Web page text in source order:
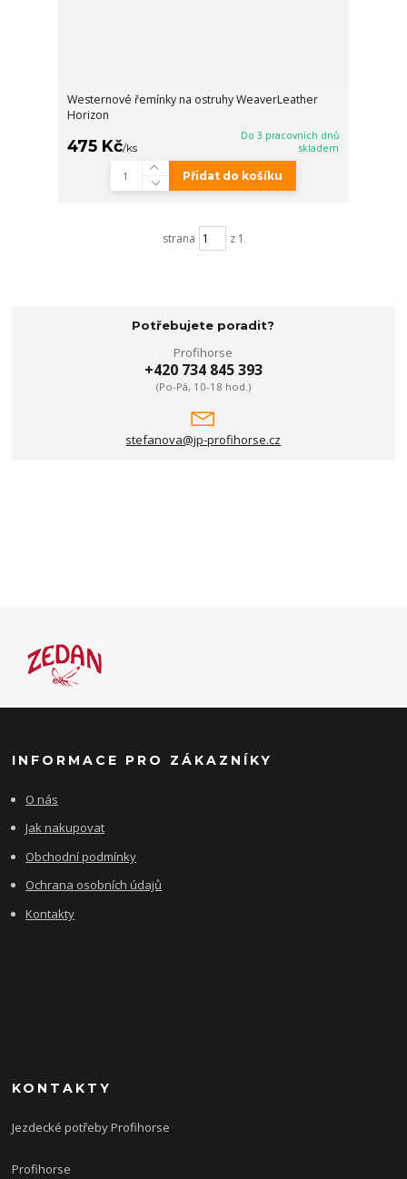
Westernové řemínky na ostruhy WeaverLeather
Horizon
475 Kč/ks
Do 3 pracovních dnů
skladem
Přidat do košíku
strana z 1
Potřebujete poradit?
Profihorse
+420 734 845 393
(Po-Pá, 10-18 hod.)
stefanova@jp-profihorse.cz
INFORMACE PRO ZÁKAZNÍKY
O nás
Jak nakupovat
Obchodní podmínky
Ochrana osobních údajů
Kontakty
KONTAKTY
Jezdecké potřeby Profihorse
Profihorse